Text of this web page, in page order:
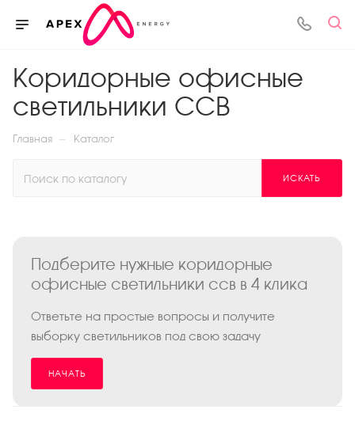
Коридорные офисные
светильники ССВ
Главная — Каталог
ИСКАТЬ
Подберите нужные коридорные
офисные светильники ссв в 4 клика
Ответьте на простые вопросы и получите
выборку светильников под свою задачу
НАЧАТЬ